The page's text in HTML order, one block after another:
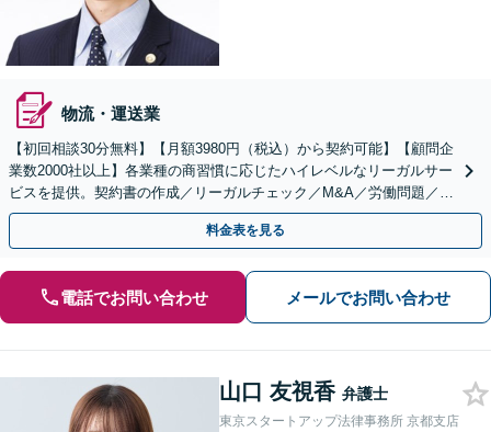
物流・運送業
【初回相談30分無料】【月額3980円（税込）から契約可能】【顧問企
業数2000社以上】各業種の商習慣に応じたハイレベルなリーガルサー
ビスを提供。契約書の作成／リーガルチェック／M&A／労働問題／知
的財産等、お任せください【他士業連携可能】
料金表を見る
電話でお問い合わせ メールでお問い合わせ
山口 友視香 弁護士
東京スタートアップ法律事務所 京都支店